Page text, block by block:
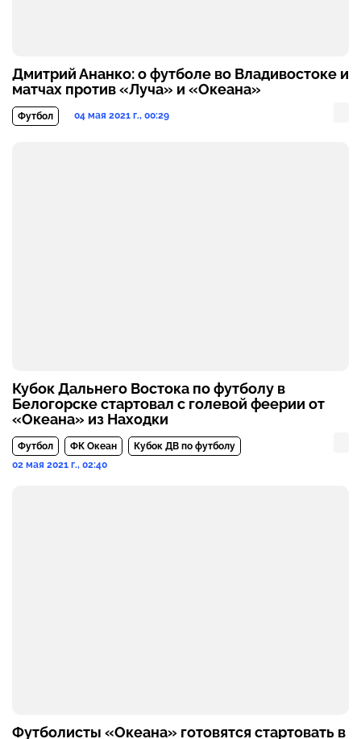
Дмитрий Ананко: о футболе во Владивостоке и
матчах против «Луча» и «Океана»
Футбол 04 мая 2021 г., 00:29
Кубок Дальнего Востока по футболу в
Белогорске стартовал с голевой феерии от
«Океана» из Находки
Футбол ФК Океан
Кубок ДВ по футболу
02 мая 2021 г., 02:40
Футболисты «Океана» готовятся стартовать в